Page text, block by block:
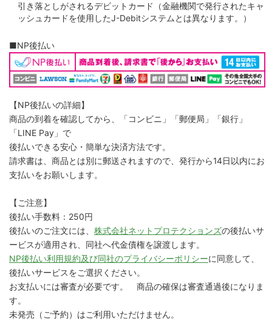
引き落としがされるデビットカード（金融機関で発行されたキャ
ッシュカードを使用したJ-Debitシステムとは異なります。）
■NP後払い
【NP後払いの詳細】
商品の到着を確認してから、「コンビニ」「郵便局」「銀行」
「LINE Pay」で
後払いできる安心・簡単な決済方法です。
請求書は、商品とは別に郵送されますので、発行から14日以内にお
支払いをお願いします。
【ご注意】
後払い手数料：250円
後払いのご注文には、 株式会社ネットプロテクションズの後払いサ
ービスが適用され、同社へ代金債権を譲渡します。
NP後払い利用規約及び同社のプライバシーポリシーに同意して、
後払いサービスをご選択ください。
お支払いには審査が必要です。 商品の確保は審査通過後になりま
す。
未発売（ご予約）はご利用いただけません。